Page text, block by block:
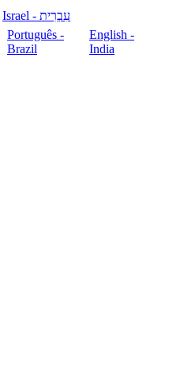
עִבְרִית - Israel
Português -
Brazil
English -
India